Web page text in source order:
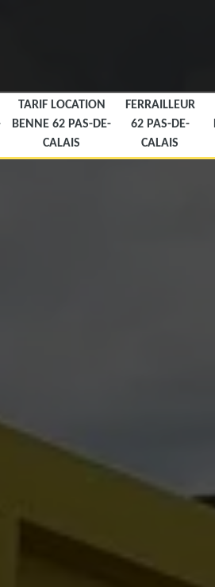
TARIF LOCATION
BENNE 62 PAS-DE-
CALAIS
FERRAILLEUR
62 PAS-DE-
CALAIS